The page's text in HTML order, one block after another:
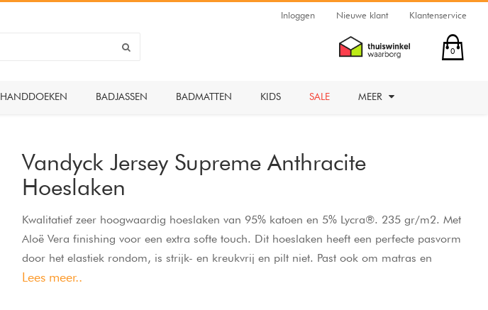
Inloggen Nieuwe klant Klantenservice
0
HANDDOEKEN BADJASSEN BADMATTEN KIDS SALE MEER
Vandyck Jersey Supreme Anthracite
Hoeslaken
Kwalitatief zeer hoogwaardig hoeslaken van 95% katoen en 5% Lycra®. 235 gr/m2. Met
Aloë Vera finishing voor een extra softe touch. Dit hoeslaken heeft een perfecte pasvorm
door het elastiek rondom, is strijk- en kreukvrij en pilt niet. Past ook om matras en
topper samen, tot een hoekhoogte van 30 cm.
Lees meer..